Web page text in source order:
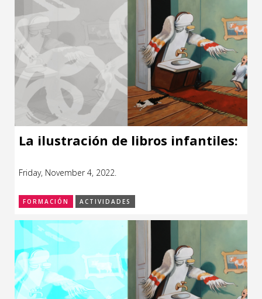
La ilustración de libros infantiles:
Friday, November 4, 2022.
FORMACIÓN ACTIVIDADES